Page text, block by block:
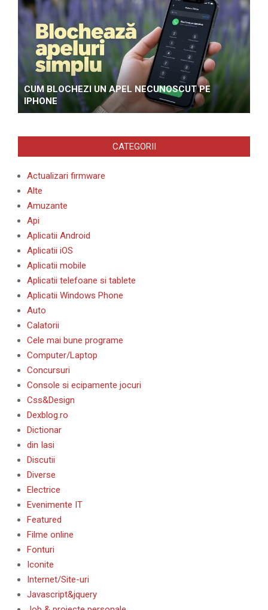
CUM BLOCHEZI UN APEL NECUNOSCUT PE
IPHONE
CATEGORII
Actualizari firmware
Alte
Amuzante
Api
Aplicatii Android
Aplicatii iOS
Aplicatii mobile
Aplicatii telefoane si tablete
Aplicatii Windows Phone
Auto
Calatorii
Cele mai bune programe
Computer/Laptop
Concursuri
Console si ecipamente jocuri
Css&Design
Dexblog.ro
Dictionar
din Iasi
Discutii
Diverse
Electrice
Evenimente IT
Featured
Filme online
Fonturi
Iconite
Internet/Site-uri
Javascript&jquery